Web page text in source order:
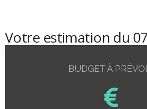
Votre estimation du
BUDGET À